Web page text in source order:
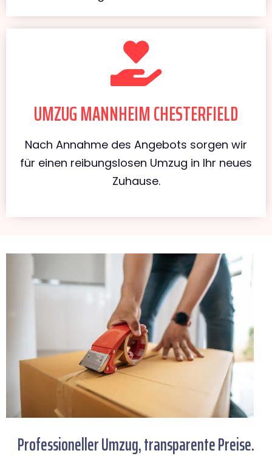
UMZUG MANNHEIM CHESTERFIELD
Nach Annahme des Angebots sorgen wir
für einen reibungslosen Umzug in Ihr neues
Zuhause.
Professioneller Umzug, transparente Preise.